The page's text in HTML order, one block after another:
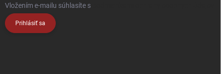
Vložením e-mailu súhlasíte s
Prihlásiť sa